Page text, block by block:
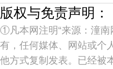
版权与免责声明：
①凡本网注明“来源：潼南
有，任何媒体、网站或个
他方式复制发表。已经被